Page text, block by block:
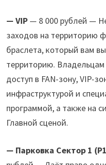
— VIP— 8 000 рублей —
заходов на территорию
браслета, который вам
территорию.
доступ в FAN-зону, VIP-
инфраструктурой и
программой, а также на
Главной сценой.
— Парковка Сектор 1